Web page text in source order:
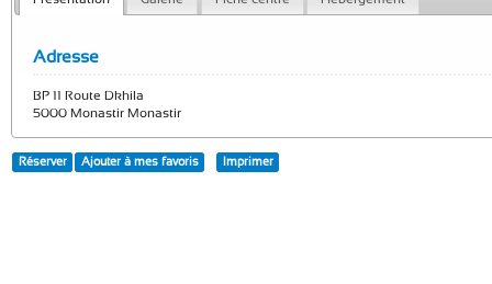
Adresse
BP 11 Route Dkhila
5000 Monastir Monastir
Réserver Ajouter à mes favoris Imprimer